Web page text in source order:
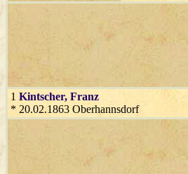
1 Kintscher, Franz
* 20.02.1863 Oberhannsdorf